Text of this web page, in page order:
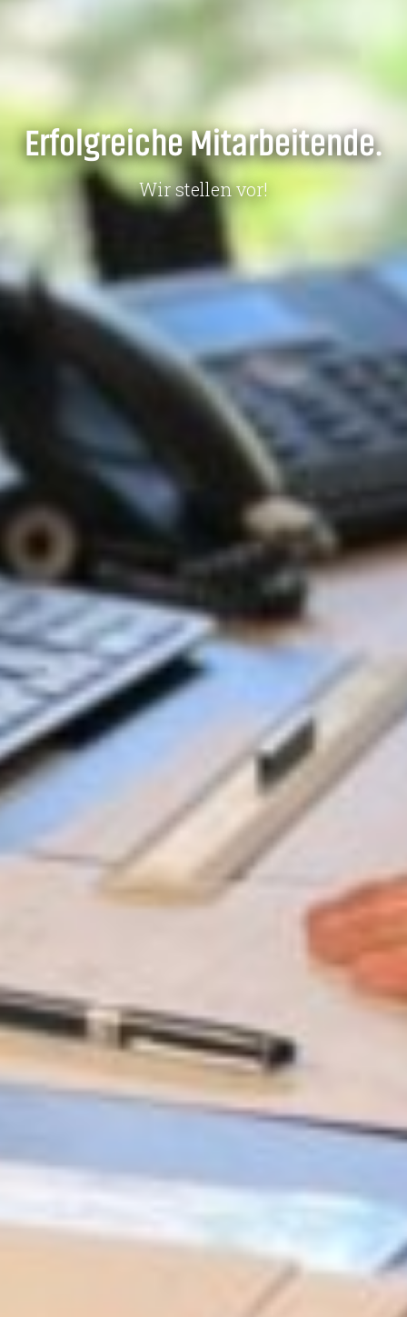
Erfolgreiche Mitarbeitende.
Wir stellen vor!